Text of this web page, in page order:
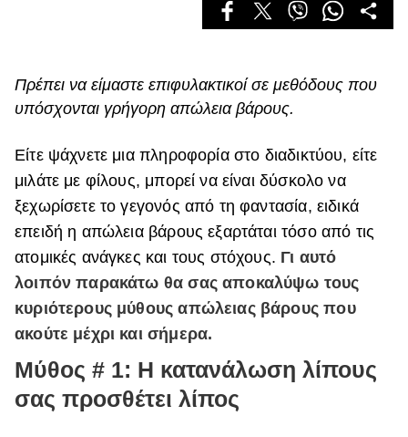
Deco
Cooking
Green
Αφιερώματα
ΒΟΞ
Χωρίς Ταμπέλες
Πρέπει να είμαστε επιφυλακτικοί σε μεθόδους που
υπόσχονται γρήγορη απώλεια βάρους.
Είτε ψάχνετε μια πληροφορία στο διαδικτύου, είτε
μιλάτε με φίλους, μπορεί να είναι δύσκολο να
ξεχωρίσετε το γεγονός από τη φαντασία, ειδικά
επειδή η απώλεια βάρους εξαρτάται τόσο από τις
ατομικές ανάγκες και τους στόχους. Γι αυτό
λοιπόν παρακάτω θα σας αποκαλύψω τους
κυριότερους μύθους απώλειας βάρους που
ακούτε μέχρι και σήμερα.
Μύθος # 1: Η κατανάλωση λίπους
σας προσθέτει λίπος